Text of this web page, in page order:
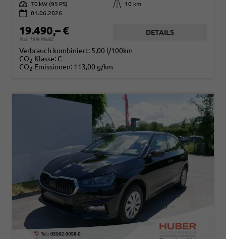
Leistung 70 kW (95 PS) Kilometerstand
10 km
01.06.2026
19.490,– €
incl. 19% MwSt.
DETAILS
Verbrauch kombiniert: 5,00 l/100km
CO2-Klasse: C
CO2-Emissionen: 113,00 g/km